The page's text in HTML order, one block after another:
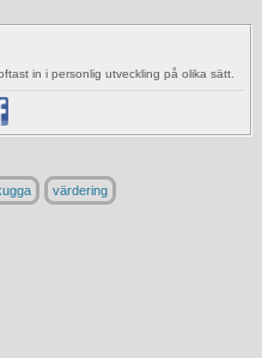
in i personlig utveckling på olika sätt.
värdering